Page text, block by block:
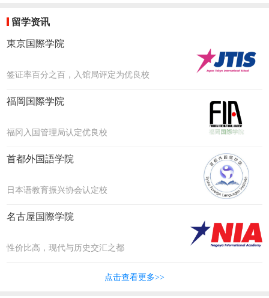
留学资讯
東京国際学院
签证率百分之百，入馆局评定为优良校
福岡国際学院
福冈入国管理局认定优良校
首都外国語学院
日本语教育振兴协会认定校
名古屋国際学院
性价比高，现代与历史交汇之都
点击查看更多>>